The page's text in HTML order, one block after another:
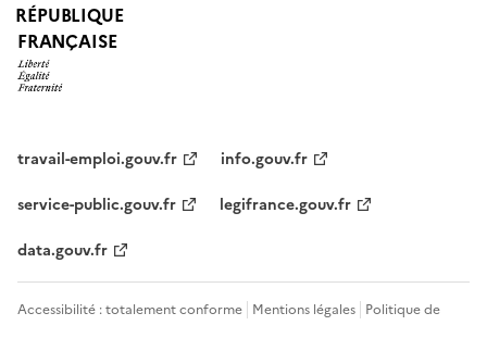
RÉPUBLIQUE
FRANÇAISE
travail-emploi.gouv.fr
info.gouv.fr
service-public.gouv.fr
legifrance.gouv.fr
data.gouv.fr
Accessibilité : totalement conforme Mentions légales Politique de